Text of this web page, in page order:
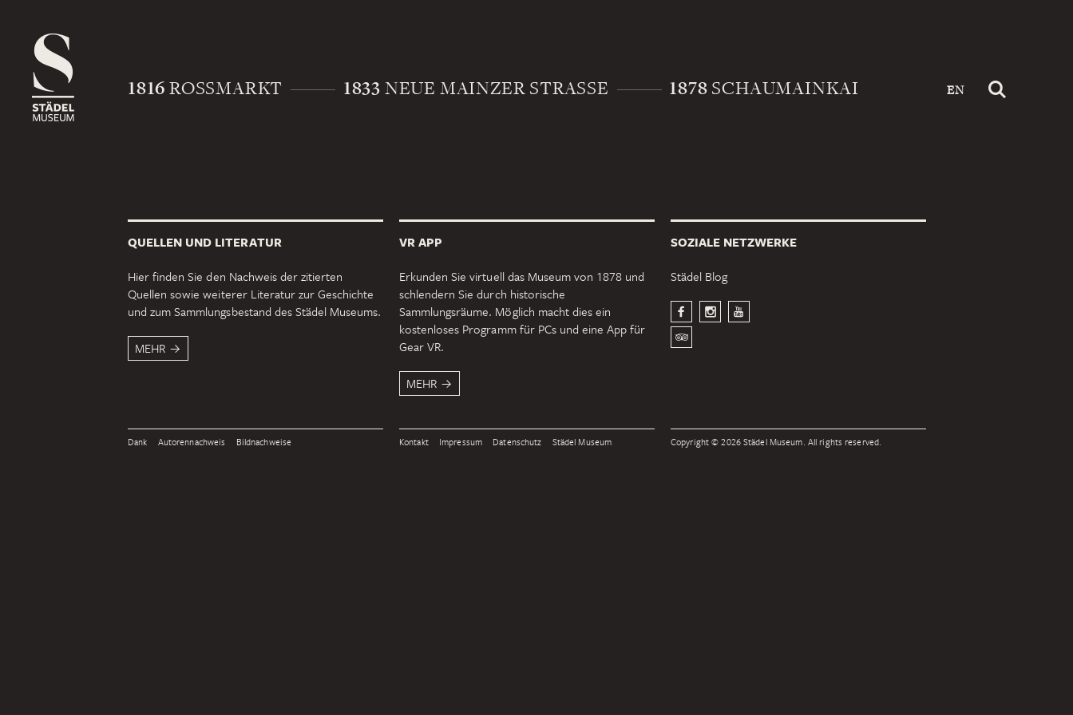
1816 ROSSMARKT 1833 NEUE MAINZER STRASSE 1878 SCHAUMAINKAI EN
QUELLEN UND LITERATUR
Hier finden Sie den Nachweis der zitierten
Quellen sowie weiterer Literatur zur Geschichte
und zum Sammlungsbestand des Städel Museums.
MEHR
VR APP
Erkunden Sie virtuell das Museum von 1878 und
schlendern Sie durch historische
Sammlungsräume. Möglich macht dies ein
kostenloses Programm für PCs und eine App für
Gear VR.
MEHR
SOZIALE NETZWERKE
Städel Blog
Dank Autorennachweis Bildnachweise Kontakt Impressum Datenschutz Städel Museum Copyright © 2026 Städel Museum. All rights reserved.